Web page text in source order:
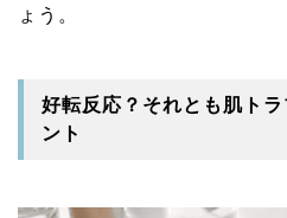
ょう。
好転反応？それとも肌ト
ント